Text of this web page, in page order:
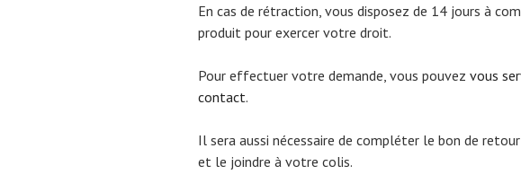
En cas de rétraction, vous disposez de 14 jours à
produit pour exercer votre droit.
Pour effectuer votre demande, vous pouvez vous
contact.
Il sera aussi nécessaire de compléter le bon de
et le joindre à votre colis.